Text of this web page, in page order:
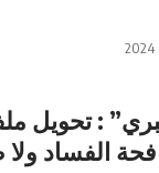
: تحويل
الفساد